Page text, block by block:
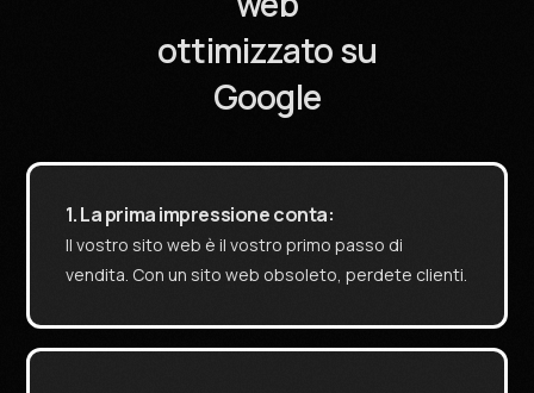
ottimizzato su
Google
1. La prima impressione conta:
Il vostro sito web è il vostro primo passo di
vendita. Con un sito web obsoleto, perdete clienti.